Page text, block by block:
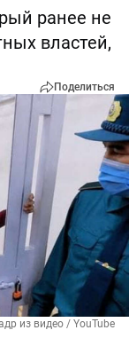
ранее не
властей,
Поделиться
из видео / YouTube